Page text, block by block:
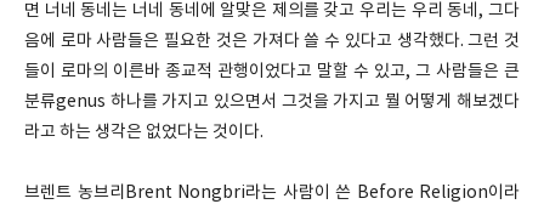
면 너네 동네는 너네 동네에 알맞은 제의를 갖고 우리는 우리 동네, 그다
음에 로마 사람들은 필요한 것은 가져다 쓸 수 있다고 생각했다. 그런 것
들이 로마의 이른바 종교적 관행이었다고 말할 수 있고, 그 사람들은 큰
분류genus 하나를 가지고 있으면서 그것을 가지고 뭘 어떻게 해보겠다
라고 하는 생각은 없었다는 것이다.
브렌트 농브리Brent Nongbri라는 사람이 쓴 Before Religion이라